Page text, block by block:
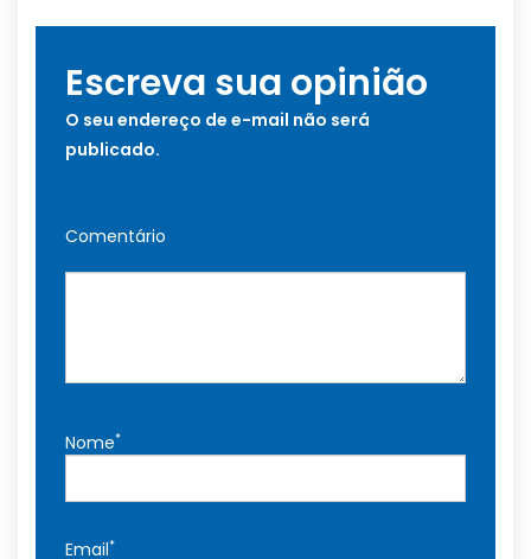
Escreva sua opinião
O seu endereço de e-mail não será
publicado.
Comentário
Nome*
Email*